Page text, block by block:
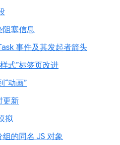
阻塞信息
事件及其发起者箭头
式”标签页改进
“动画”
更新
拟
组的同名 JS 对象